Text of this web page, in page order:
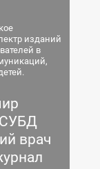
изданий
в
врач